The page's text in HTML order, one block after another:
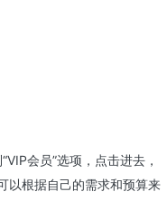
会员”选项，点击进去，
以根据自己的需求和预算来